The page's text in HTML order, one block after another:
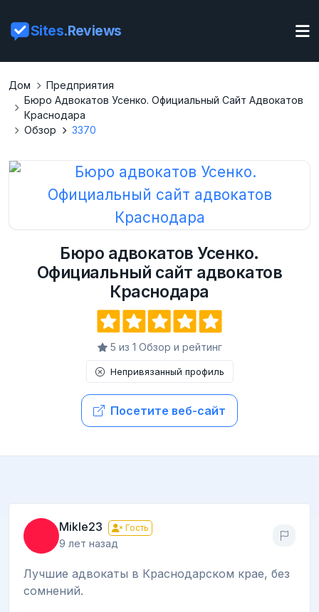
Sites.Reviews
Дом
Предприятия
Бюро Адвокатов Усенко. Официальный Сайт Адвокатов
Краснодара
Обзор
3370
Бюро адвокатов Усенко.
Официальный сайт адвокатов
Краснодара
5 из 1 Обзор и рейтинг
Непривязанный профиль
Посетите веб-сайт
Mikle23 Гость
9 лет назад
Лучшие адвокаты в Краснодарском крае, без
сомнений.